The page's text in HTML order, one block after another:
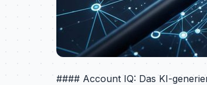
#### Account IQ: Das KI-